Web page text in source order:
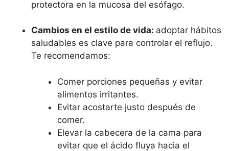
protectora en la mucosa del esófago.
Cambios en el estilo de vida: adoptar hábitos
saludables es clave para controlar el reflujo.
Te recomendamos:
Comer porciones pequeñas y evitar
alimentos irritantes.
Evitar acostarte justo después de
comer.
Elevar la cabecera de la cama para
evitar que el ácido fluya hacia el